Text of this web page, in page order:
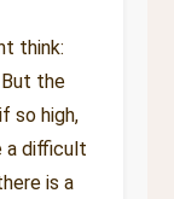
think:
the
so high,
a difficult
is a